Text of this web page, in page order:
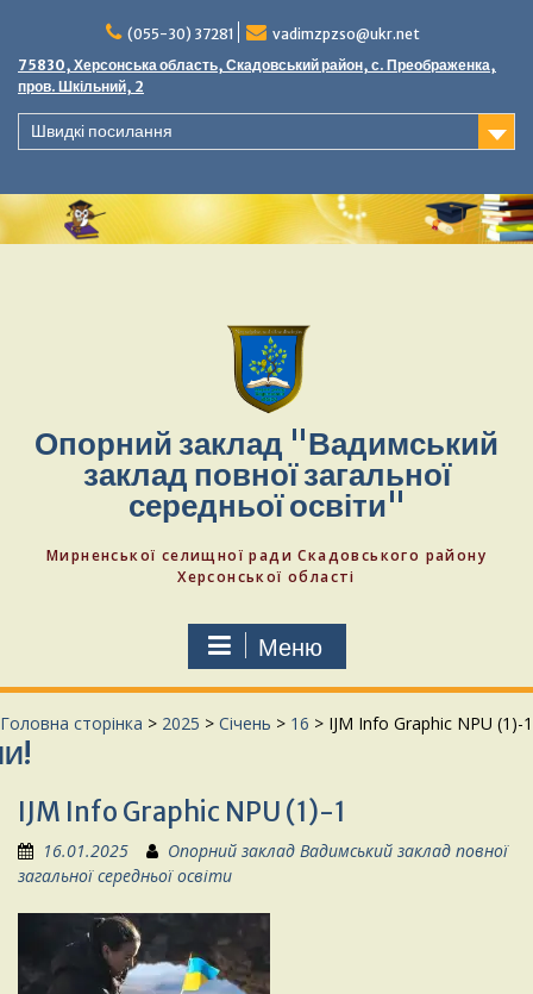
вмісту
(055-30) 37281
vadimzpzso@ukr.net
75830, Херсонська область, Скадовський район, с. Преображенка,
пров. Шкільний, 2
Швидкі посилання
Опорний заклад "Вадимський
заклад повної загальної
середньої освіти"
Мирненської селищної ради Скадовського району
Херсонської області
Меню
Головна сторінка > 2025 > Січень > 16 > IJM Info Graphic NPU (1)-1
IJM Info Graphic NPU (1)-1
16.01.2025
Опорний заклад Вадимський заклад повної
загальної середньої освіти